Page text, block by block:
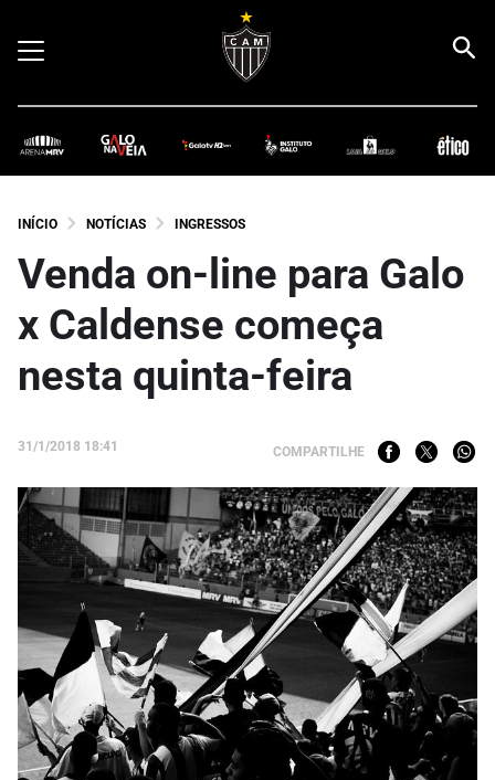
INÍCIO NOTÍCIAS INGRESSOS
Venda on-line para Galo
x Caldense começa
nesta quinta-feira
31/1/2018 18:41 COMPARTILHE